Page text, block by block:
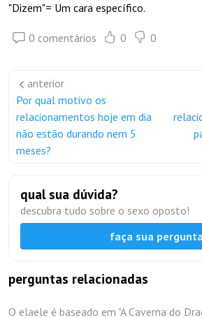
"Dizem"= Um cara específico.
0 comentários 0 0
anterior
Por qual motivo os
relacionamentos hoje em dia
não estão durando nem 5
meses?
qual sua dúvida?
descubra tudo sobre o sexo oposto!
faça sua pergunta
perguntas relacionadas
O elaele é baseado em "A Caverna do